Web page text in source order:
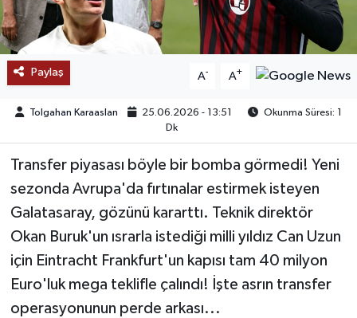
Paylaş A- A+
Tolgahan Karaaslan 25.06.2026 - 13:51
Okunma Süresi: 1
Dk
Transfer piyasası böyle bir bomba görmedi! Yeni
sezonda Avrupa'da fırtınalar estirmek isteyen
Galatasaray, gözünü kararttı. Teknik direktör
Okan Buruk'un ısrarla istediği milli yıldız Can Uzun
için Eintracht Frankfurt'un kapısı tam 40 milyon
Euro'luk mega teklifle çalındı! İşte asrın transfer
operasyonunun perde arkası...
KEŞFET
POPÜLER
MEDYA
OTOMOTİV
TEKNOLOJİ
YAŞAM